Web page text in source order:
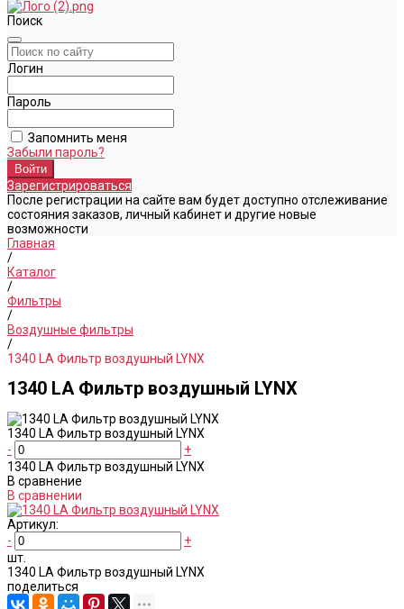
Поиск
Логин
Пароль
Запомнить меня
Забыли пароль?
Зарегистрироваться
После регистрации на сайте вам будет доступно отслеживание
состояния заказов, личный кабинет и другие новые
возможности
Главная
/
Каталог
/
Фильтры
/
Воздушные фильтры
/
1340 LA Фильтр воздушный LYNX
1340 LA Фильтр воздушный LYNX
1340 LA Фильтр воздушный LYNX
-
+
1340 LA Фильтр воздушный LYNX
В сравнение
В сравнении
Артикул:
-
+
шт.
1340 LA Фильтр воздушный LYNX
поделиться